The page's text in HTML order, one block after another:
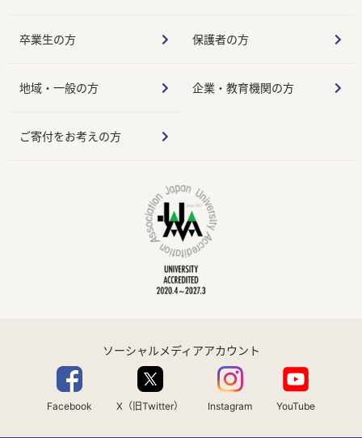
卒業生の方 保護者の方
地域・一般の方 企業・教育機関の方
ご寄付をお考えの方
ソーシャルメディアアカウント
Facebook X（旧Twitter） Instagram YouTube